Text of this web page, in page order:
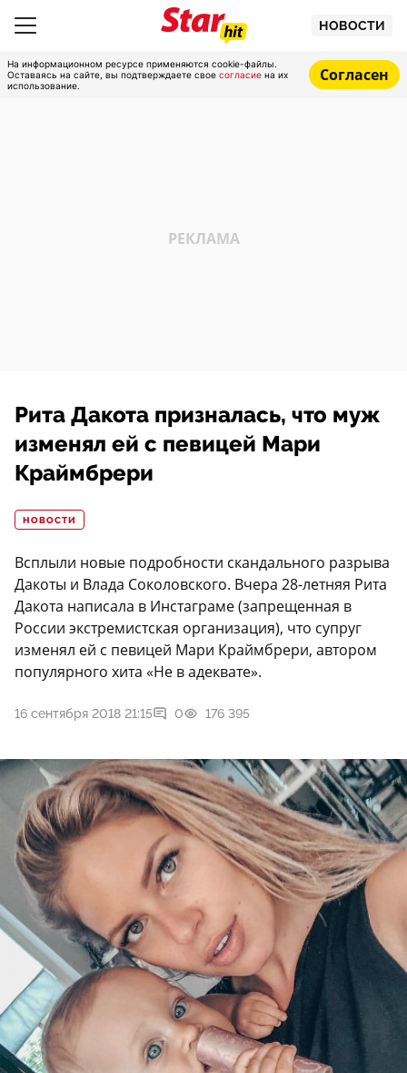
НОВОСТИ
На информационном ресурсе применяются cookie-файлы.
Оставаясь на сайте, вы подтверждаете свое согласие на их
использование.
Согласен
Рита Дакота призналась, что муж
изменял ей с певицей Мари
Краймбрери
НОВОСТИ
Всплыли новые подробности скандального разрыва
Дакоты и Влада Соколовского. Вчера 28-летняя Рита
Дакота написала в Инстаграме (запрещенная в
России экстремистская организация), что супруг
изменял ей с певицей Мари Краймбрери, автором
популярного хита «Не в адеквате».
16 сентября 2018 21:15 0 176 395